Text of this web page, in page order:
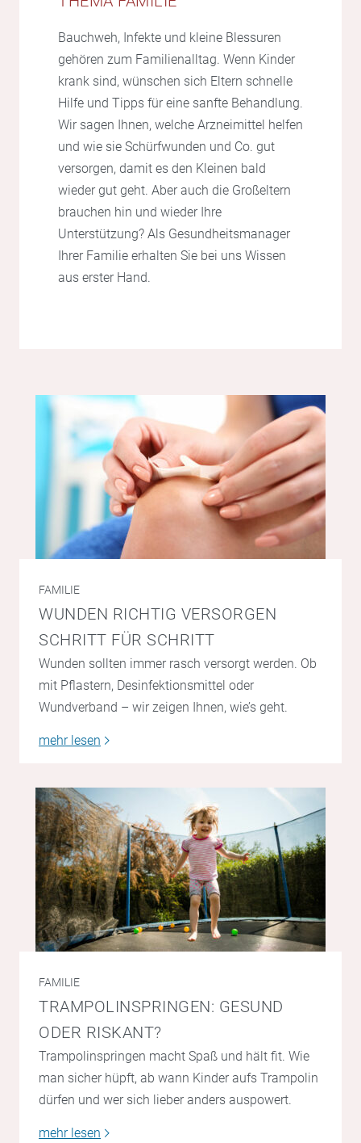
Bauchweh, Infekte und kleine Blessuren
gehören zum Familienalltag. Wenn Kinder
krank sind, wünschen sich Eltern schnelle
Hilfe und Tipps für eine sanfte Behandlung.
Wir sagen Ihnen, welche Arzneimittel helfen
und wie sie Schürfwunden und Co. gut
versorgen, damit es den Kleinen bald
wieder gut geht. Aber auch die Großeltern
brauchen hin und wieder Ihre
Unterstützung? Als Gesundheitsmanager
Ihrer Familie erhalten Sie bei uns Wissen
aus erster Hand.
FAMILIE
WUNDEN RICHTIG VERSORGEN
SCHRITT FÜR SCHRITT
Wunden sollten immer rasch versorgt werden. Ob
mit Pflastern, Desinfektionsmittel oder
Wundverband – wir zeigen Ihnen, wie’s geht.
mehr lesen
FAMILIE
TRAMPOLINSPRINGEN: GESUND
ODER RISKANT?
Trampolinspringen macht Spaß und hält fit. Wie
man sicher hüpft, ab wann Kinder aufs Trampolin
dürfen und wer sich lieber anders auspowert.
mehr lesen